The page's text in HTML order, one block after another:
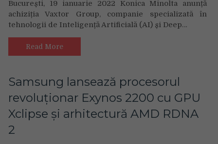
Minolta
anunță
achiziția
MOBOTIX
AG
București, 19 ianuarie 2022 Konica Minolta anunță
achiziția Vaxtor Group, companie specializată în
tehnologii de Inteligență Artificială (AI) și Deep…
Read More
Samsung lansează procesorul
revoluționar Exynos 2200 cu GPU
Xclipse și arhitectură AMD RDNA
2